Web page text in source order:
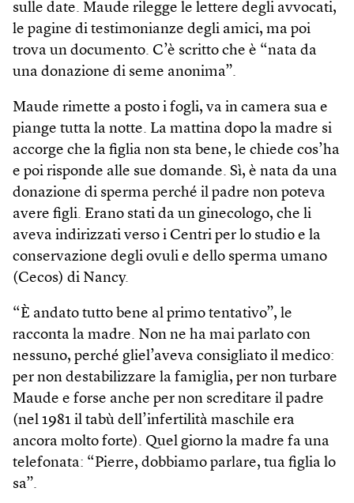
sulle date. Maude rilegge le lettere degli avvocati,
le pagine di testimonianze degli amici, ma poi
trova un documento. C’è scritto che è “nata da
una donazione di seme anonima”.
Maude rimette a posto i fogli, va in camera sua e
piange tutta la notte. La mattina dopo la madre si
accorge che la figlia non sta bene, le chiede cos’ha
e poi risponde alle sue domande. Sì, è nata da una
donazione di sperma perché il padre non poteva
avere figli. Erano stati da un ginecologo, che li
aveva indirizzati verso i Centri per lo studio e la
conservazione degli ovuli e dello sperma umano
(Cecos) di Nancy.
“È andato tutto bene al primo tentativo”, le
racconta la madre. Non ne ha mai parlato con
nessuno, perché gliel’aveva consigliato il medico:
per non destabilizzare la famiglia, per non turbare
Maude e forse anche per non screditare il padre
(nel 1981 il tabù dell’infertilità maschile era
ancora molto forte). Quel giorno la madre fa una
telefonata: “Pierre, dobbiamo parlare, tua figlia lo
sa”.